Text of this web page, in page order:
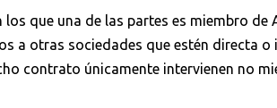
que una de las partes es miembro
a otras sociedades que estén directa
contrato únicamente intervienen no